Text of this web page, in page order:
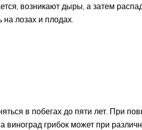
возникают дыры, а затем
лозах и плодах.
в побегах до пяти лет. При
виноград грибок может при